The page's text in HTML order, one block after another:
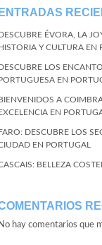
ENTRADAS
ÉVORA, LA
Y CULTURA EN
LOS
EN
A
EN
DESCUBRE LOS
EN PORTUGAL
BELLEZA
No hay comentarios que